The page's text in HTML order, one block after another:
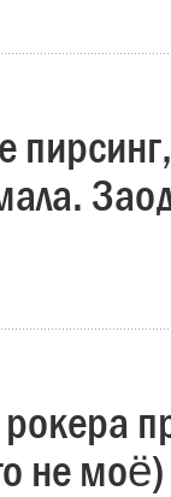
не моё)